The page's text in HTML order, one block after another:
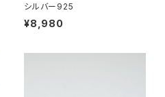
シルバー925
¥8,980